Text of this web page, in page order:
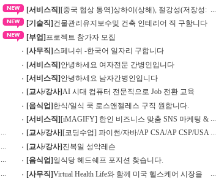
...
...
...
...
[서비스직] [중국 협상 통역]상하이(상해), 절강성(저장성:
항저우,이우), 강소성(장쑤성: 쑤저우)부터 중국 전역, 전시회
공급업체 제조업체 공장을 아우르는 중국 현지 중국어 ’협상
통역
[기술직] 건물관리유지보수및 건축 인테리어 직 구함니다
[부업]프로젝트 참가자 모집
[사무직] 스페니쉬 -한국어 일자리 구합니다
[서비스직]안녕하세요 여자전문 간병인입니다
[서비스직]안녕하세요 남자간병인입니다
[교사/강사]AI 시대 컴퓨터 전문직으로 Job 전환 교육
[음식업]한식/일식 쿡 로스앤젤레스 구직 원합니다.
...
[서비스직] [iMAGIFY] 한인 비즈니스 맞춤 SNS 마케팅 &
디자인 특별 프로모션 이벤트
...
[교사/강사] [코딩수업] 파이썬/자바/AP CSA/AP CSP/USA
CO/ACSL 코딩 수업
[교사/강사]진복일 성악레슨
[음식업] 일식당 헤드쉐프 포지션 찾습니다.
[사무직]Virtual Health Life와 함께 미국 헬스케어 시장을